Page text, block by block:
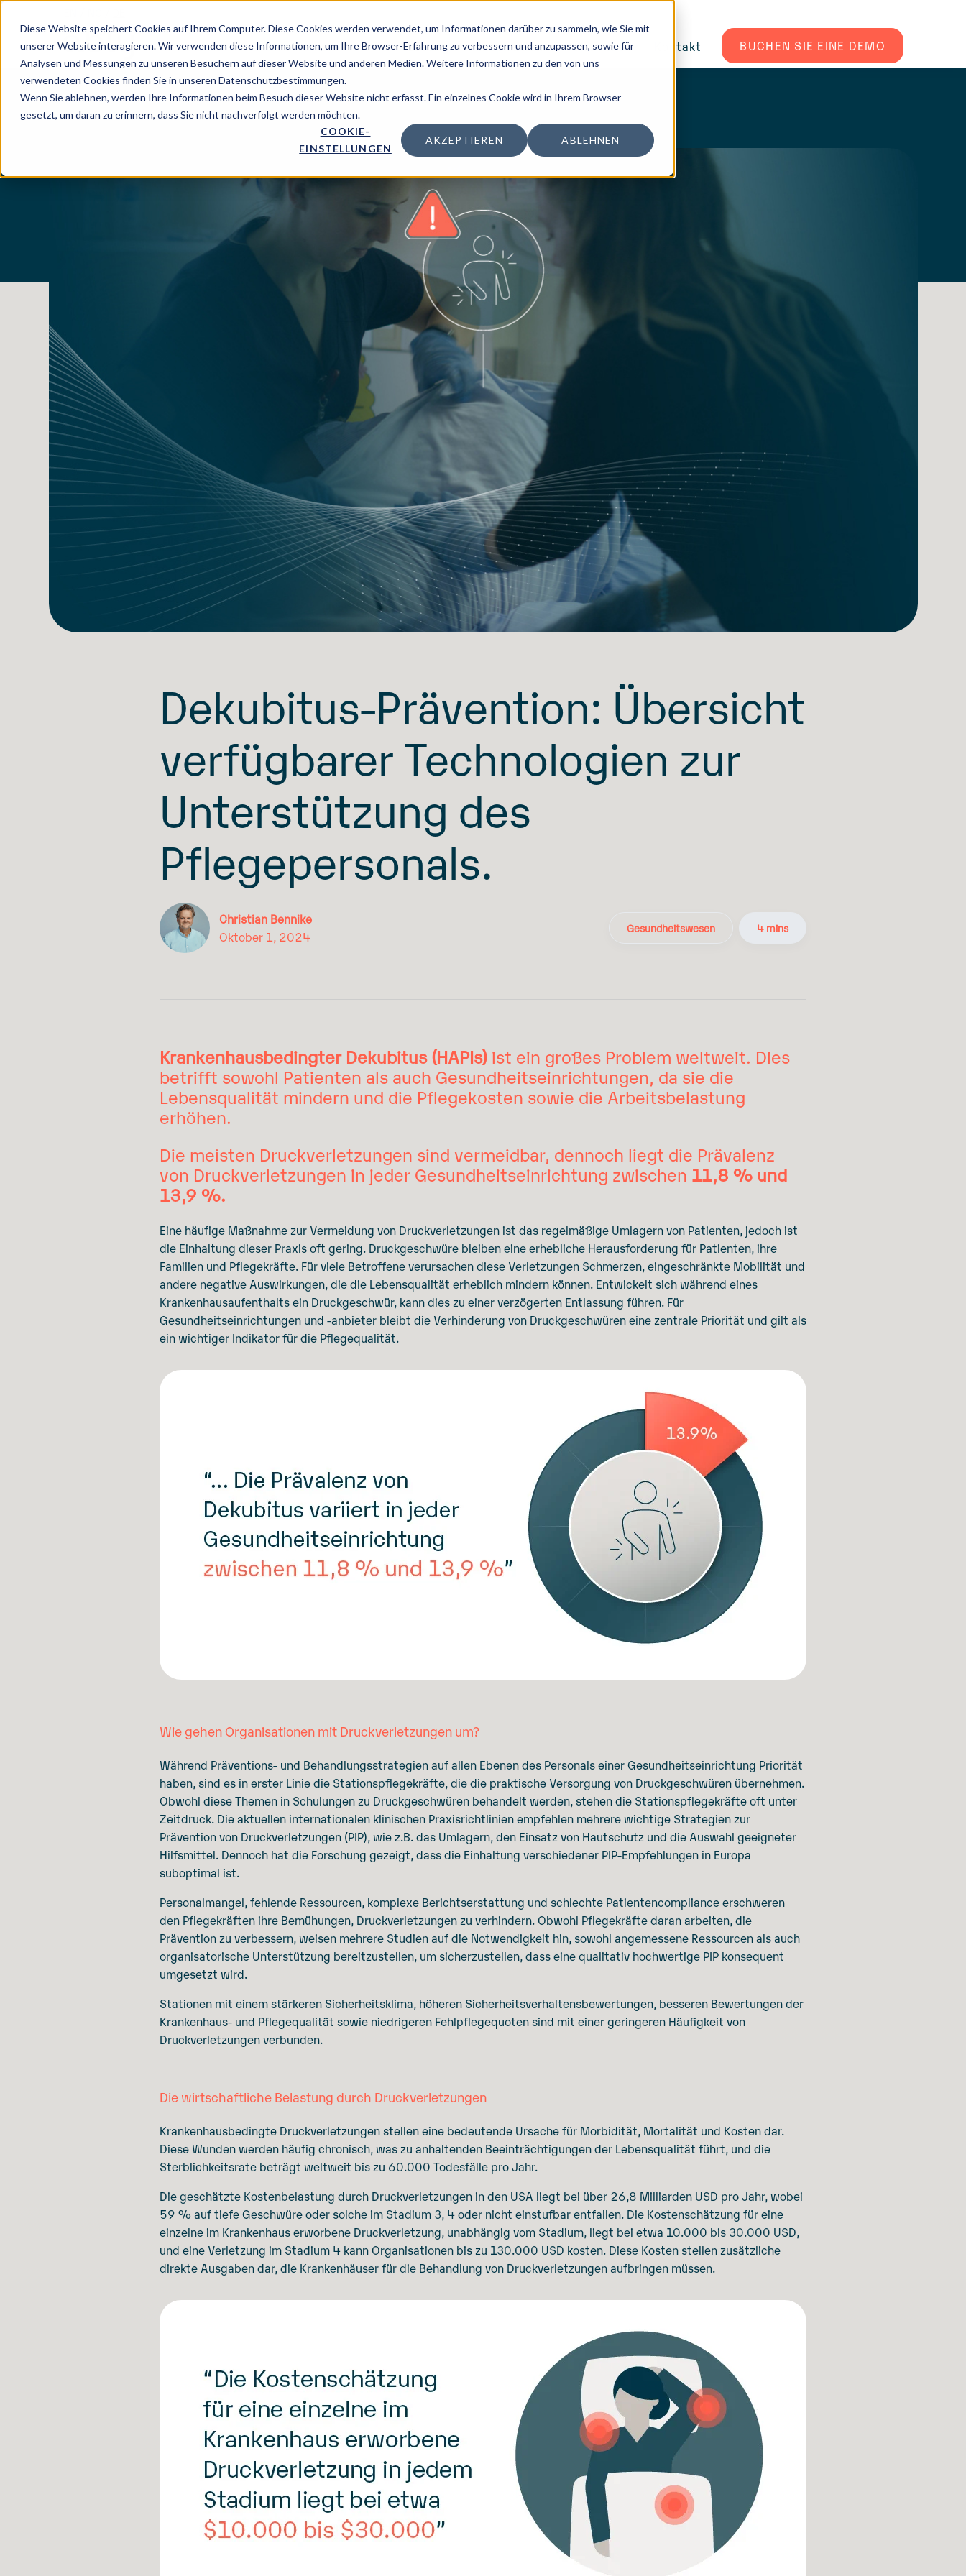
Diese Website speichert Cookies auf Ihrem Computer. Diese Cookies werden verwendet, um Informationen darüber zu sammeln, wie Sie mit
unserer Website interagieren. Wir verwenden diese Informationen, um Ihre Browser-Erfahrung zu verbessern und anzupassen, sowie für
Analysen und Messungen zu unseren Besuchern auf dieser Website und anderen Medien. Weitere Informationen zu den von uns
verwendeten Cookies finden Sie in unseren Datenschutzbestimmungen.
Wenn Sie ablehnen, werden Ihre Informationen beim Besuch dieser Website nicht erfasst. Ein einzelnes Cookie wird in Ihrem Browser
gesetzt, um daran zu erinnern, dass Sie nicht nachverfolgt werden möchten.
COOKIE-
EINSTELLUNGEN
AKZEPTIEREN ABLEHNEN
Lösung Inspiration Über uns Kontakt BUCHEN SIE EINE DEMO
Dekubitus-Prävention: Übersicht
verfügbarer Technologien zur
Unterstützung des
Pflegepersonals.
Christian Bennike
Oktober 1, 2024
Gesundheitswesen 4 mins
Krankenhausbedingter Dekubitus (HAPIs) ist ein großes Problem weltweit. Dies
betrifft sowohl Patienten als auch Gesundheitseinrichtungen, da sie die
Lebensqualität mindern und die Pflegekosten sowie die Arbeitsbelastung
erhöhen.
Die meisten Druckverletzungen sind vermeidbar, dennoch liegt die Prävalenz
von Druckverletzungen in jeder Gesundheitseinrichtung zwischen 11,8 % und
13,9 %.
Eine häufige Maßnahme zur Vermeidung von Druckverletzungen ist das regelmäßige Umlagern von Patienten, jedoch ist
die Einhaltung dieser Praxis oft gering. Druckgeschwüre bleiben eine erhebliche Herausforderung für Patienten, ihre
Familien und Pflegekräfte. Für viele Betroffene verursachen diese Verletzungen Schmerzen, eingeschränkte Mobilität und
andere negative Auswirkungen, die die Lebensqualität erheblich mindern können. Entwickelt sich während eines
Krankenhausaufenthalts ein Druckgeschwür, kann dies zu einer verzögerten Entlassung führen. Für
Gesundheitseinrichtungen und -anbieter bleibt die Verhinderung von Druckgeschwüren eine zentrale Priorität und gilt als
ein wichtiger Indikator für die Pflegequalität.
Wie gehen Organisationen mit Druckverletzungen um?
Während Präventions- und Behandlungsstrategien auf allen Ebenen des Personals einer Gesundheitseinrichtung Priorität
haben, sind es in erster Linie die Stationspflegekräfte, die die praktische Versorgung von Druckgeschwüren übernehmen.
Obwohl diese Themen in Schulungen zu Druckgeschwüren behandelt werden, stehen die Stationspflegekräfte oft unter
Zeitdruck. Die aktuellen internationalen klinischen Praxisrichtlinien empfehlen mehrere wichtige Strategien zur
Prävention von Druckverletzungen (PIP), wie z.B. das Umlagern, den Einsatz von Hautschutz und die Auswahl geeigneter
Hilfsmittel. Dennoch hat die Forschung gezeigt, dass die Einhaltung verschiedener PIP-Empfehlungen in Europa
suboptimal ist.
Personalmangel, fehlende Ressourcen, komplexe Berichtserstattung und schlechte Patientencompliance erschweren
den Pflegekräften ihre Bemühungen, Druckverletzungen zu verhindern. Obwohl Pflegekräfte daran arbeiten, die
Prävention zu verbessern, weisen mehrere Studien auf die Notwendigkeit hin, sowohl angemessene Ressourcen als auch
organisatorische Unterstützung bereitzustellen, um sicherzustellen, dass eine qualitativ hochwertige PIP konsequent
umgesetzt wird.
Stationen mit einem stärkeren Sicherheitsklima, höheren Sicherheitsverhaltensbewertungen, besseren Bewertungen der
Krankenhaus- und Pflegequalität sowie niedrigeren Fehlpflegequoten sind mit einer geringeren Häufigkeit von
Druckverletzungen verbunden.
Die wirtschaftliche Belastung durch Druckverletzungen
Krankenhausbedingte Druckverletzungen stellen eine bedeutende Ursache für Morbidität, Mortalität und Kosten dar.
Diese Wunden werden häufig chronisch, was zu anhaltenden Beeinträchtigungen der Lebensqualität führt, und die
Sterblichkeitsrate beträgt weltweit bis zu 60.000 Todesfälle pro Jahr.
Die geschätzte Kostenbelastung durch Druckverletzungen in den USA liegt bei über 26,8 Milliarden USD pro Jahr, wobei
59 % auf tiefe Geschwüre oder solche im Stadium 3, 4 oder nicht einstufbar entfallen. Die Kostenschätzung für eine
einzelne im Krankenhaus erworbene Druckverletzung, unabhängig vom Stadium, liegt bei etwa 10.000 bis 30.000 USD,
und eine Verletzung im Stadium 4 kann Organisationen bis zu 130.000 USD kosten. Diese Kosten stellen zusätzliche
direkte Ausgaben dar, die Krankenhäuser für die Behandlung von Druckverletzungen aufbringen müssen.